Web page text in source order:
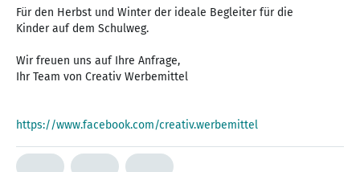
Für den Herbst und Winter der ideale Begleiter für die
Kinder auf dem Schulweg.
Wir freuen uns auf Ihre Anfrage,
Ihr Team von Creativ Werbemittel
https://www.facebook.com/creativ.werbemittel